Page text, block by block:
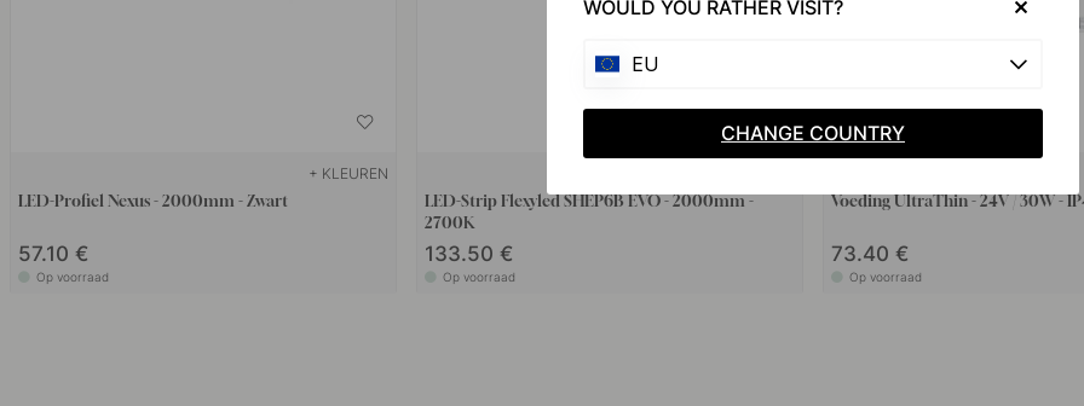
+ KLEUREN
LED-Profiel Nexus - 2000mm - Zwart
57.10 €
Op voorraad
LED-Strip Flexyled SHEP6B EVO - 2000mm -
2700K
133.50 €
Op voorraad
Voeding UltraThin - 24V / 30W -
73.40 €
Op voorraad
WOULD YOU RATHER VISIT?
EU
CHANGE COUNTRY